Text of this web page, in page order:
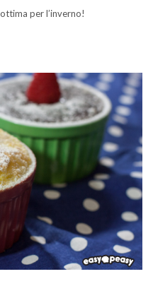
per l’inverno!